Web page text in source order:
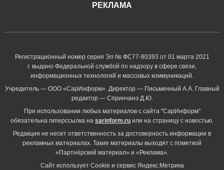
РЕКЛАМА
Регистрационный номер серия Эл № ФС77-80393 от 01 марта 2021
г. выдано Федеральной службой по надзору в сфере связи,
информационных технологий и массовых коммуникаций.
Учредитель — ООО «СарИнформ». Директор — Письменный А.А. Главный
редактор — Спринчанэ Д.Ю.
При использовании любых материалов с сайта "СарИнформ"
обязательна гиперссылка на sarinform.ru или на страницу с новостью.
Редакция не несет ответственность за достоверность информации в
рекламных материалах. Такие материалы выходят с пометкой
«Партнёрский материал» и «Реклама».
Сайт использует Cookie и сервиc Яндекс.Метрика